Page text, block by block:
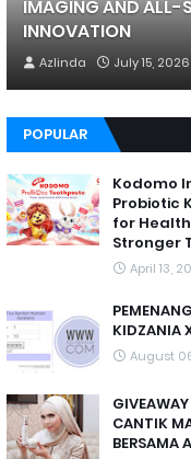
IMAGING AND ALL-
INNOVATION
Azlinda July 15, 2026
POPULAR
Kodomo
Probiotic
for
Stronger
April 13,
KIDZANIA
August
CANTIK
BERSAMA